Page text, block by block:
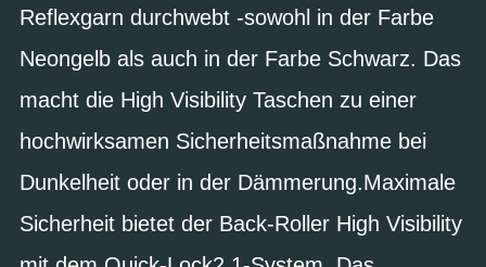
Reflexgarn durchwebt -sowohl in der Farbe
Neongelb als auch in der Farbe Schwarz. Das
macht die High Visibility Taschen zu einer
hochwirksamen Sicherheitsmaßnahme bei
Dunkelheit oder in der Dämmerung.Maximale
Sicherheit bietet der Back-Roller High Visibility